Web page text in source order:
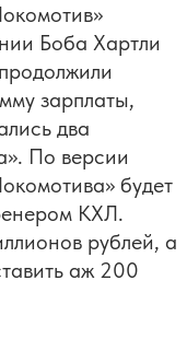
Боба Хартли
зарплаты,
два
По версии
будет
КХЛ.
рублей, а
аж 200